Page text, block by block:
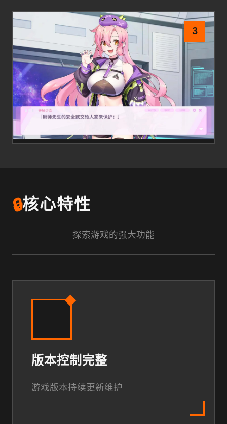
3
🔒核心特性
探索游戏的强大功能
版本控制完整
游戏版本持续更新维护